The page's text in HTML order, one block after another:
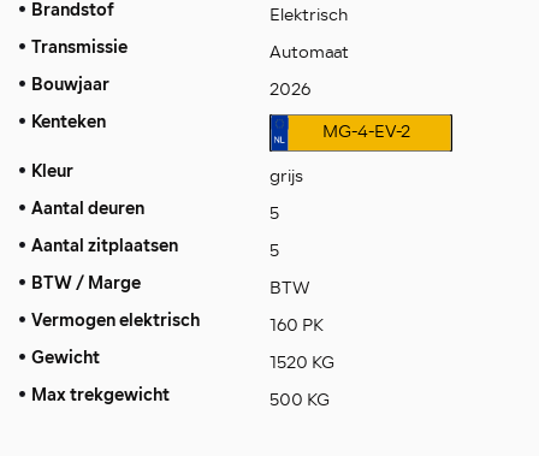
Brandstof Elektrisch
Transmissie Automaat
Bouwjaar 2026
Kenteken MG-4-EV-2
Kleur grijs
Aantal deuren 5
Aantal zitplaatsen 5
BTW / Marge BTW
Vermogen elektrisch 160 PK
Gewicht 1520 KG
Max trekgewicht 500 KG